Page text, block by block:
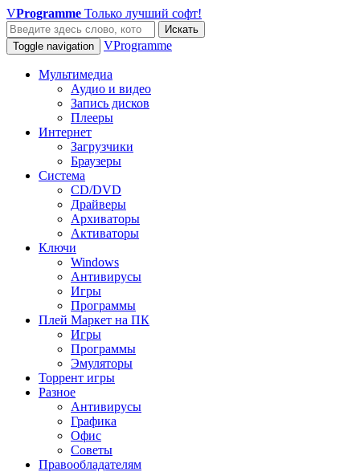
VProgramme Только лучший софт!
Искать
Toggle navigation
VProgramme
Мультимедиа
Аудио и видео
Запись дисков
Плееры
Интернет
Загрузчики
Браузеры
Система
CD/DVD
Драйверы
Архиваторы
Активаторы
Ключи
Windows
Антивирусы
Игры
Программы
Плей Маркет на ПК
Игры
Программы
Эмуляторы
Торрент игры
Разное
Антивирусы
Графика
Офис
Советы
Правообладателям